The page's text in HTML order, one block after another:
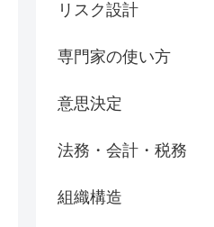
リスク設計
専門家の使い方
意思決定
法務・会計・税務
組織構造